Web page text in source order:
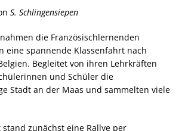
S. Schlingensiepen
die Französischlernenden
eine spannende Klassenfahrt nach
Begleitet von ihren Lehrkräften
und Schüler die
Stadt an der Maas und sammelten viele
zunächst eine Rallye per